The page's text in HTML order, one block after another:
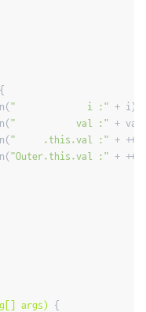
"             i :" + i);
"           val :" +
"     .this.val :" + ++
"Outer.this.val :" +
args)
{